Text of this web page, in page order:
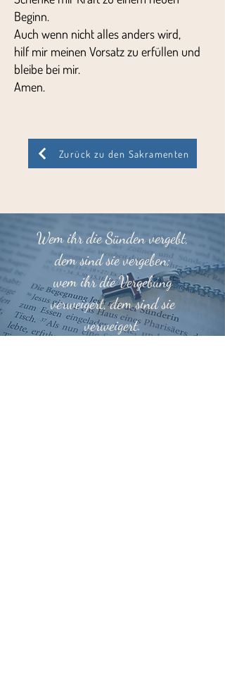
Beginn.
Auch wenn nicht alles anders wird,
hilf mir meinen Vorsatz zu erfüllen und
bleibe bei mir.
Amen.
Zurück zu den Sakramenten
Wem ihr die Sünden vergebt,
dem sind sie vergeben;
wem ihr die Vergebung
verweigert, dem sind sie
verweigert.